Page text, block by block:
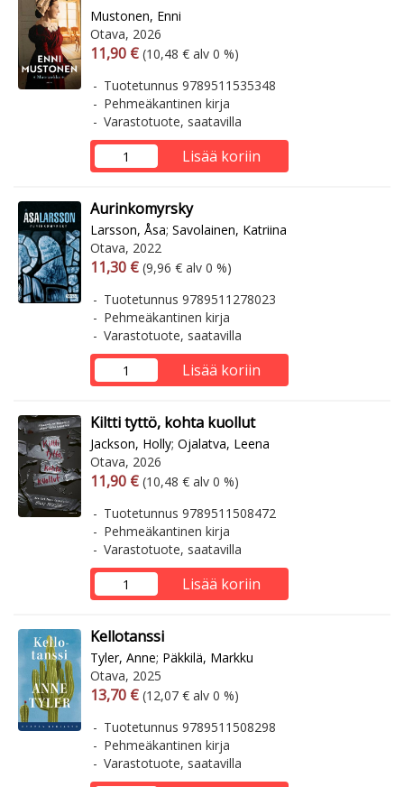
Mustonen, Enni
Otava, 2026
Arvonlisäverollinen hinta
11,90 € Arvonlisäveroton hinta
(10,48 € alv 0 %)
Tuotetunnus 9789511535348
Pehmeäkantinen kirja
Varastotuote, saatavilla
Lisää koriin
Aurinkomyrsky
Larsson, Åsa; Savolainen, Katriina
Otava, 2022
Arvonlisäverollinen hinta
11,30 € Arvonlisäveroton hinta
(9,96 € alv 0 %)
Tuotetunnus 9789511278023
Pehmeäkantinen kirja
Varastotuote, saatavilla
Lisää koriin
Kiltti tyttö, kohta kuollut
Jackson, Holly; Ojalatva, Leena
Otava, 2026
Arvonlisäverollinen hinta
11,90 € Arvonlisäveroton hinta
(10,48 € alv 0 %)
Tuotetunnus 9789511508472
Pehmeäkantinen kirja
Varastotuote, saatavilla
Lisää koriin
Kellotanssi
Tyler, Anne; Päkkilä, Markku
Otava, 2025
Arvonlisäverollinen hinta
13,70 € Arvonlisäveroton hinta
(12,07 € alv 0 %)
Tuotetunnus 9789511508298
Pehmeäkantinen kirja
Varastotuote, saatavilla